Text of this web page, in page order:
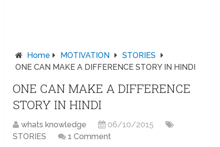
Home MOTIVATION
STORIES
ONE CAN MAKE A DIFFERENCE STORY IN HINDI
ONE CAN MAKE A DIFFERENCE
STORY IN HINDI
whats knowledge
06/10/2015
STORIES
1 Comment